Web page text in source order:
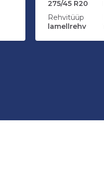
275/45 R20
Rehvitüüp
lamellrehv